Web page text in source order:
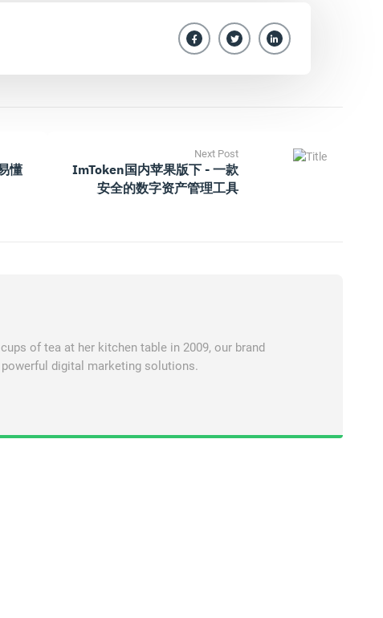
懂
Next Post
ImToken国内苹果版下 - 一款
安全的数字资产管理工具
of tea at her kitchen table in 2009, our brand
digital marketing solutions.